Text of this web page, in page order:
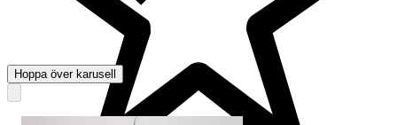
Hoppa över karusell